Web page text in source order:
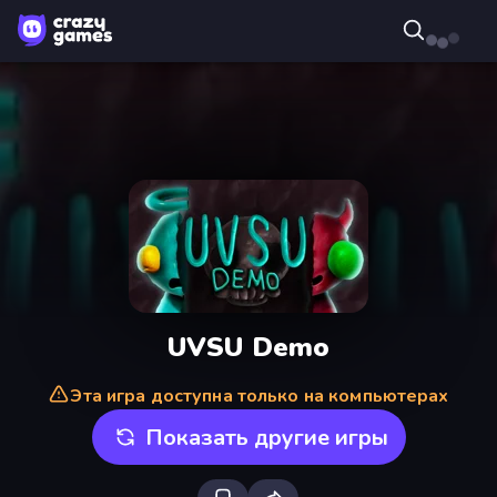
UVSU Demo
Эта игра доступна только на компьютерах
Показать другие игры